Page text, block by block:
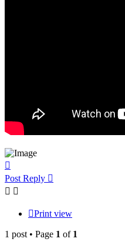
Post Reply
Print view
1 post • Page 1 of 1